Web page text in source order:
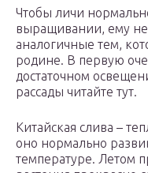
Чтобы личи
выращивании, ему
аналогичные тем,
родине. В первую
достаточном
рассады читайте тут.
Китайская слива –
оно нормально
температуре. Летом